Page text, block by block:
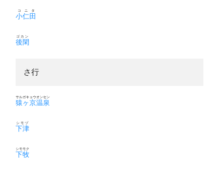
小仁田
コニタ
後閑
ゴカン
さ行
猿ヶ京温泉
サルガキョウオンセン
下津
シモヅ
下牧
シモモク